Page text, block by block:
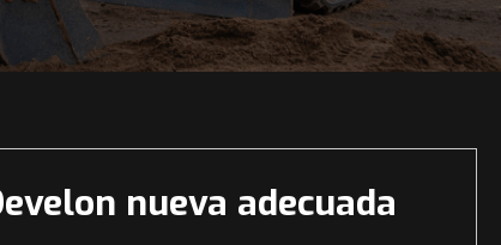
nueva adecuada